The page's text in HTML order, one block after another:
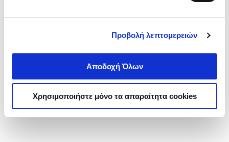
Προβολή λεπτομερειών
Αποδοχή Όλων
Χρησιμοποιήστε μόνο τα απαραίτητα cookies